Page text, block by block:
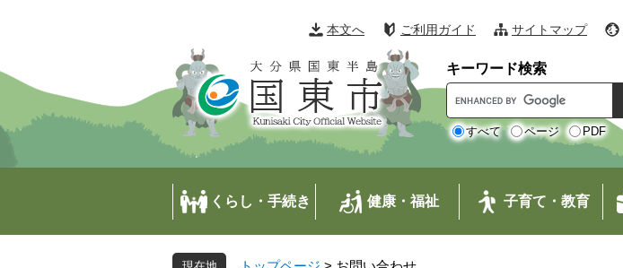
の
で
す
。
ー
ば
し
て
本文へ ご利用ガイド サイトマップ
キーワード検索
o
o
l
すべて ページ PDF
くらし・手続き 健康・福祉 子育て・教育